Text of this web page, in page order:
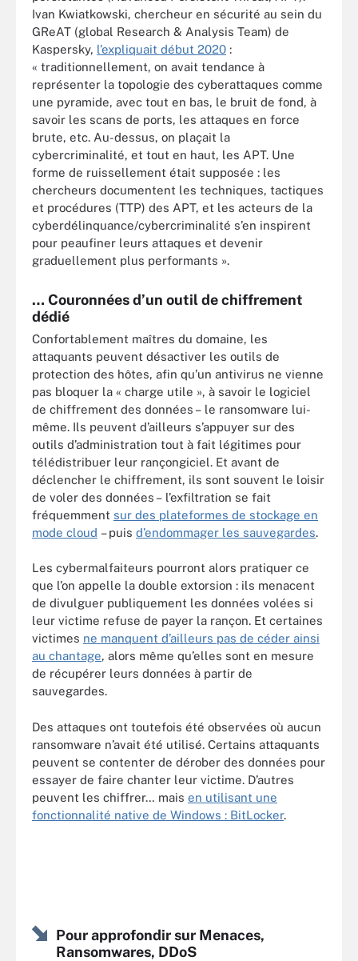
Ivan Kwiatkowski, chercheur en sécurité au sein du
GReAT (global Research & Analysis Team) de
Kaspersky, l’expliquait début 2020 :
« traditionnellement, on avait tendance à
représenter la topologie des cyberattaques comme
une pyramide, avec tout en bas, le bruit de fond, à
savoir les scans de ports, les attaques en force
brute, etc. Au-dessus, on plaçait la
cybercriminalité, et tout en haut, les APT. Une
forme de ruissellement était supposée : les
chercheurs documentent les techniques, tactiques
et procédures (TTP) des APT, et les acteurs de la
cyberdélinquance/cybercriminalité s’en inspirent
pour peaufiner leurs attaques et devenir
graduellement plus performants ».
… Couronnées d’un outil de chiffrement
dédié
Confortablement maîtres du domaine, les
attaquants peuvent désactiver les outils de
protection des hôtes, afin qu’un antivirus ne vienne
pas bloquer la « charge utile », à savoir le logiciel
de chiffrement des données – le ransomware lui-
même. Ils peuvent d’ailleurs s’appuyer sur des
outils d’administration tout à fait légitimes pour
télédistribuer leur rançongiciel. Et avant de
déclencher le chiffrement, ils sont souvent le loisir
de voler des données – l’exfiltration se fait
fréquemment sur des plateformes de stockage en
mode cloud – puis d’endommager les sauvegardes.
Les cybermalfaiteurs pourront alors pratiquer ce
que l’on appelle la double extorsion : ils menacent
de divulguer publiquement les données volées si
leur victime refuse de payer la rançon. Et certaines
victimes ne manquent d’ailleurs pas de céder ainsi
au chantage, alors même qu’elles sont en mesure
de récupérer leurs données à partir de
sauvegardes.
Des attaques ont toutefois été observées où aucun
ransomware n’avait été utilisé. Certains attaquants
peuvent se contenter de dérober des données pour
essayer de faire chanter leur victime. D’autres
peuvent les chiffrer… mais en utilisant une
fonctionnalité native de Windows : BitLocker.
Pour approfondir sur Menaces,
Ransomwares, DDoS